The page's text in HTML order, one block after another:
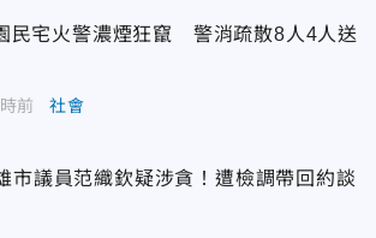
民宅火警濃煙狂竄 警消疏散8人4人送
前 社會
市議員范織欽疑涉貪！遭檢調帶回約談